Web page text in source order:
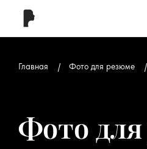
Главная Фото для резюме
Фото